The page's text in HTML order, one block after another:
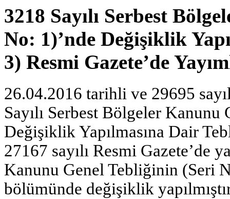
3218 Sayılı Serbest
No: 1)’nde Değişiklik
3) Resmi Gazete’de
26.04.2016 tarihli ve 29695
Sayılı Serbest Bölgeler
Değişiklik Yapılmasına Dair
27167 sayılı Resmi Gazete’de
Kanunu Genel Tebliğinin (Seri
bölümünde değişiklik